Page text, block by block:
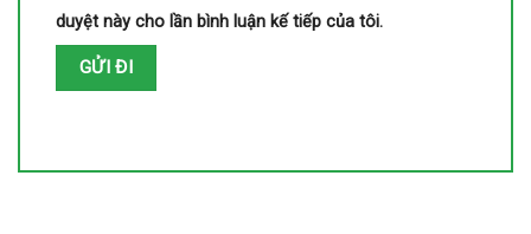
duyệt này cho lần bình luận kế tiếp của tôi.